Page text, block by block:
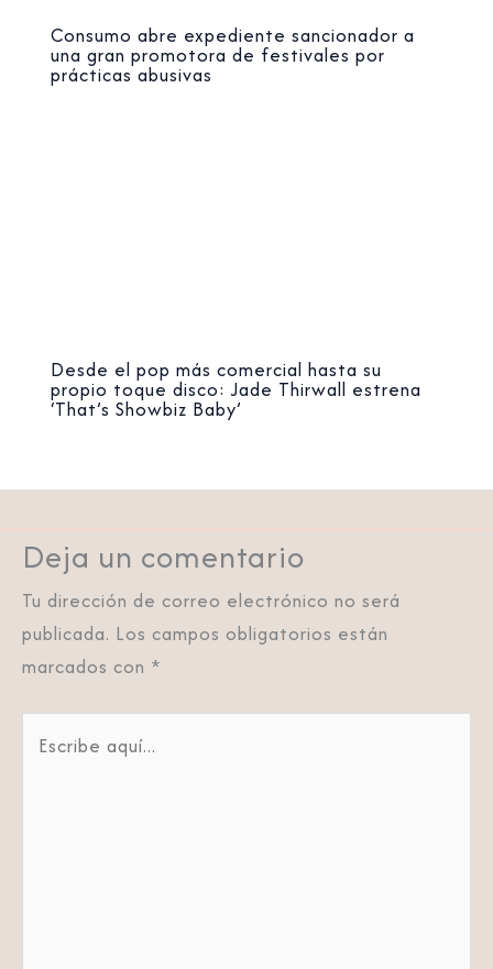
Consumo abre expediente sancionador a
una gran promotora de festivales por
prácticas abusivas
Desde el pop más comercial hasta su
propio toque disco: Jade Thirwall estrena
‘That’s Showbiz Baby’
Deja un comentario
Tu dirección de correo electrónico no será
publicada. Los campos obligatorios están
marcados con *